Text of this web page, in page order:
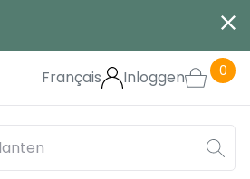
Français Inloggen 0